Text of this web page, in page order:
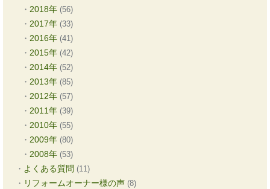
2018年 (56)
2017年 (33)
2016年 (41)
2015年 (42)
2014年 (52)
2013年 (85)
2012年 (57)
2011年 (39)
2010年 (55)
2009年 (80)
2008年 (53)
よくある質問 (11)
リフォームオーナー様の声 (8)